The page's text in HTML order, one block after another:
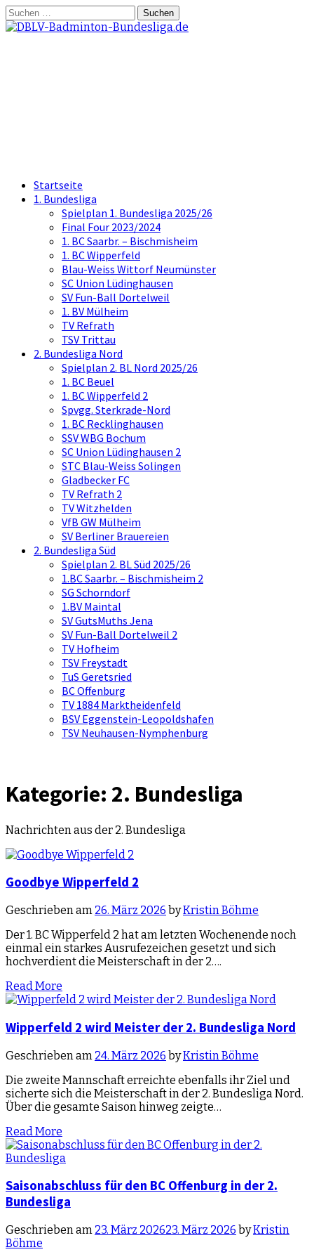
Springe
zum
Suchen
nach:
Startseite
1. Bundesliga
Spielplan 1. Bundesliga 2025/26
Final Four 2023/2024
1. BC Saarbr. – Bischmisheim
1. BC Wipperfeld
Blau-Weiss Wittorf Neumünster
SC Union Lüdinghausen
SV Fun-Ball Dortelweil
1. BV Mülheim
TV Refrath
TSV Trittau
2. Bundesliga Nord
Spielplan 2. BL Nord 2025/26
1. BC Beuel
1. BC Wipperfeld 2
Spvgg. Sterkrade-Nord
1. BC Recklinghausen
SSV WBG Bochum
SC Union Lüdinghausen 2
STC Blau-Weiss Solingen
Gladbecker FC
TV Refrath 2
TV Witzhelden
VfB GW Mülheim
SV Berliner Brauereien
2. Bundesliga Süd
Spielplan 2. BL Süd 2025/26
1.BC Saarbr. – Bischmisheim 2
SG Schorndorf
1.BV Maintal
SV GutsMuths Jena
SV Fun-Ball Dortelweil 2
TV Hofheim
TSV Freystadt
TuS Geretsried
BC Offenburg
TV 1884 Marktheidenfeld
BSV Eggenstein-Leopoldshafen
TSV Neuhausen-Nymphenburg
Kategorie: 2. Bundesliga
Nachrichten aus der 2. Bundesliga
Goodbye Wipperfeld 2
Geschrieben am 26. März 2026 byKristin Böhme
Der 1. BC Wipperfeld 2 hat am letzten Wochenende noch
einmal ein starkes Ausrufezeichen gesetzt und sich
hochverdient die Meisterschaft in der 2….
Read More
Wipperfeld 2 wird Meister der 2. Bundesliga Nord
Geschrieben am 24. März 2026 byKristin Böhme
Die zweite Mannschaft erreichte ebenfalls ihr Ziel und
sicherte sich die Meisterschaft in der 2. Bundesliga Nord.
Über die gesamte Saison hinweg zeigte…
Read More
Saisonabschluss für den BC Offenburg in der 2.
Bundesliga
Geschrieben am 23. März 202623. März 2026 byKristin
Böhme